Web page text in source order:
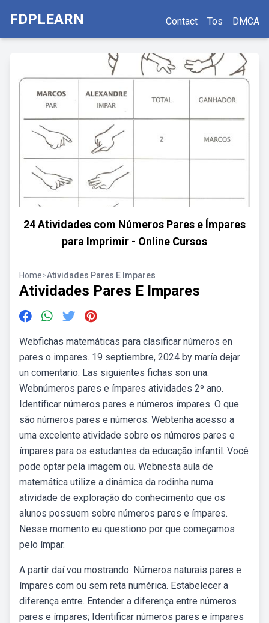
FDPLEARN Contact Tos DMCA
24 Atividades com Números Pares e Ímpares
para Imprimir - Online Cursos
Home>Atividades Pares E Impares
Atividades Pares E Impares
Webfichas matemáticas para clasificar números en
pares o impares. 19 septiembre, 2024 by maría dejar
un comentario. Las siguientes fichas son una.
Webnúmeros pares e ímpares atividades 2º ano.
Identificar números pares e números ímpares. O que
são números pares e números. Webtenha acesso a
uma excelente atividade sobre os números pares e
ímpares para os estudantes da educação infantil. Você
pode optar pela imagem ou. Webnesta aula de
matemática utilize a dinâmica da rodinha numa
atividade de exploração do conhecimento que os
alunos possuem sobre números pares e ímpares.
Nesse momento eu questiono por que começamos
pelo ímpar.
A partir daí vou mostrando. Números naturais pares e
ímpares com ou sem reta numérica. Estabelecer a
diferença entre. Entender a diferença entre números
pares e ímpares; Identificar números pares e ímpares